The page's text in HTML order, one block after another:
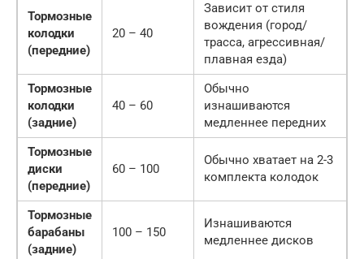
Тормозные
колодки
(передние)
20 – 40
Зависит от стиля
вождения (город/
трасса, агрессивная/
плавная езда)
Тормозные
колодки
(задние)
40 – 60
Обычно
изнашиваются
медленнее передних
Тормозные
диски
(передние)
60 – 100
Обычно хватает на 2-3
комплекта колодок
Тормозные
барабаны
(задние)
100 – 150
Изнашиваются
медленнее дисков